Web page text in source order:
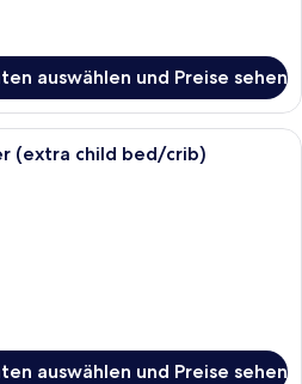
auswählen und Preise sehen
Ein Hotelzimmer mit zwei Betten,
(extra child bed/crib)
auswählen und Preise sehen